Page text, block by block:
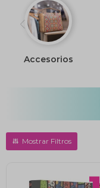
Accesorios